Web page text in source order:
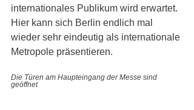
internationales Publikum wird erwartet.
Hier kann sich Berlin endlich mal
wieder sehr eindeutig als internationale
Metropole präsentieren.
Die Türen am Haupteingang der Messe sind
geöffnet